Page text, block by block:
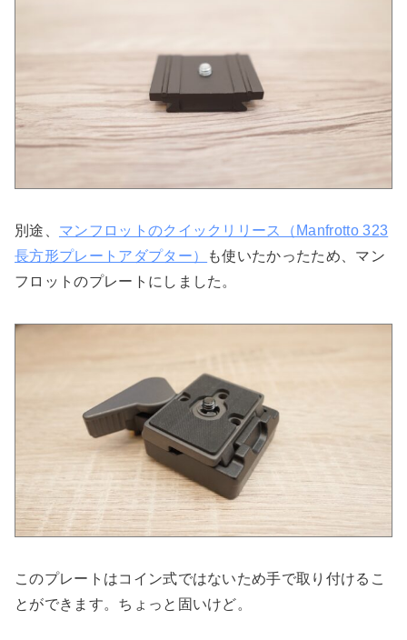
別途、 マンフロットのクイックリリース（Manfrotto 323
長方形プレートアダプター）
も使いたかったため、マン
フロットのプレートにしました。
このプレートはコイン式ではないため手で取り付けるこ
とができます。ちょっと固いけど。